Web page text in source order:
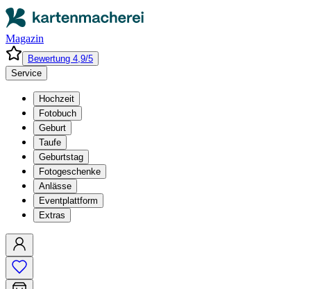
Magazin
Bewertung 4,9/5
Service
Hochzeit
Fotobuch
Geburt
Taufe
Geburtstag
Fotogeschenke
Anlässe
Eventplattform
Extras